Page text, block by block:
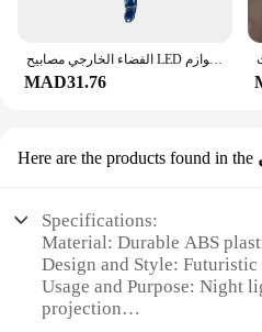
الفضاء الخارجي مصابيح LED للحفلات رائد الفضاء صاروخ المريخ سفينة الفضاء سلسلة ضوء غالاكسي النظام الشمسي حفلة صبي أول عيد ميلاد لوازم
MAD31.76
Here are the products found in the
Specifications:
Material: Durable ABS
Design and Style: Futuristic
Usage and Purpose: Night
projection